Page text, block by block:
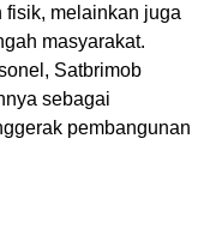
fisik, melainkan juga
masyarakat.
Satbrimob
sebagai
pembangunan